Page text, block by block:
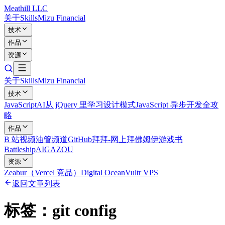
Meathill LLC
关于SkillsMizu Financial
技术
作品
资源
关于SkillsMizu Financial
技术
JavaScriptAI从 jQuery 里学习设计模式JavaScript 异步开发全攻
略
作品
B 站视频油管频道GitHub拜拜-网上拜佛姆伊游戏书
BattleshipAIGAZOU
资源
Zeabur（Vercel 竞品） Digital OceanVultr VPS
返回文章列表
标签： git config